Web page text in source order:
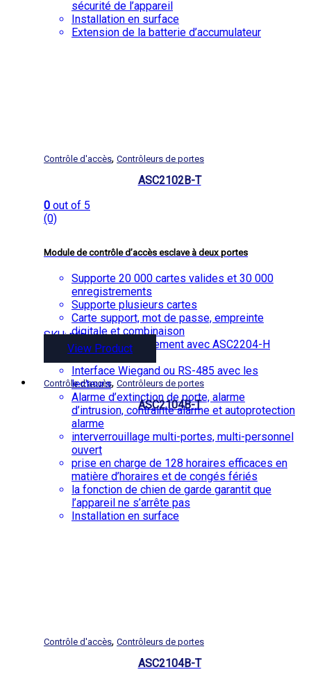
sécurité de l’appareil
Installation en surface
Extension de la batterie d’accumulateur
Contrôle d'accès, Contrôleurs de portes
ASC2102B-T
0 out of 5
(0)
Module de contrôle d’accès esclave à deux portes
Supporte 20 000 cartes valides et 30 000
enregistrements
Supporte plusieurs cartes
Carte support, mot de passe, empreinte
digitale et combinaison
Fonctionne uniquement avec ASC2204-H
avec bus CAN
Interface Wiegand ou RS-485 avec les
lecteurs
Alarme d’extinction de porte, alarme
d’intrusion, contrainte alarme et autoprotection
alarme
interverrouillage multi-portes, multi-personnel
ouvert
prise en charge de 128 horaires efficaces en
matière d’horaires et de congés fériés
la fonction de chien de garde garantit que
l’appareil ne s’arrête pas
Installation en surface
SKU: n/a
View Product
Contrôle d'accès, Contrôleurs de portes
ASC2104B-T
Contrôle d'accès, Contrôleurs de portes
ASC2104B-T